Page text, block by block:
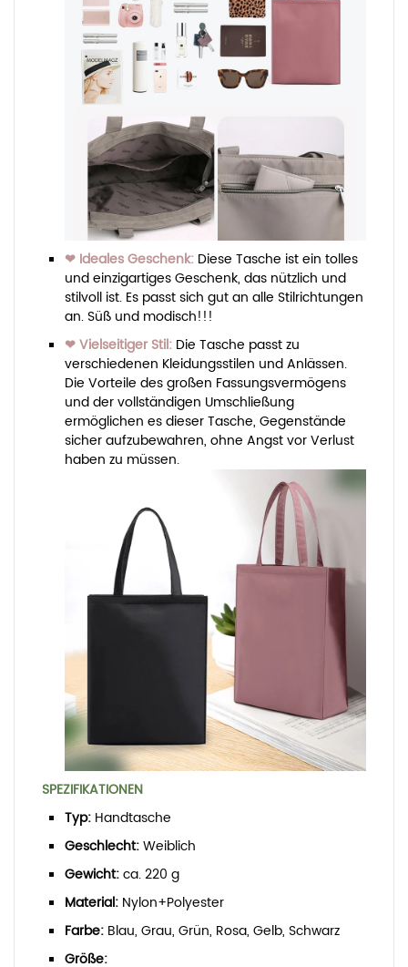
❤ Ideales Geschenk: Diese Tasche ist ein tolles
und einzigartiges Geschenk, das nützlich und
stilvoll ist. Es passt sich gut an alle Stilrichtungen
an. Süß und modisch!!!
❤ Vielseitiger Stil: Die Tasche passt zu
verschiedenen Kleidungsstilen und Anlässen.
Die Vorteile des großen Fassungsvermögens
und der vollständigen Umschließung
ermöglichen es dieser Tasche, Gegenstände
sicher aufzubewahren, ohne Angst vor Verlust
haben zu müssen.
SPEZIFIKATIONEN
Typ: Handtasche
Geschlecht:Weiblich
Gewicht:ca. 220 g
Material: Nylon+Polyester
Farbe: Blau, Grau, Grün, Rosa, Gelb, Schwarz
Größe: